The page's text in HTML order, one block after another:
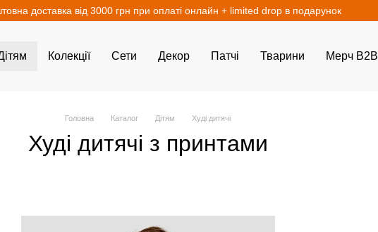
доставка від 3000 грн при оплаті онлайн + limited drop в подарунок
Колекції Сети Декор Патчі Тварини Мерч B2B
Головна Каталог Дітям Худі дитячі
Худі дитячі з принтами